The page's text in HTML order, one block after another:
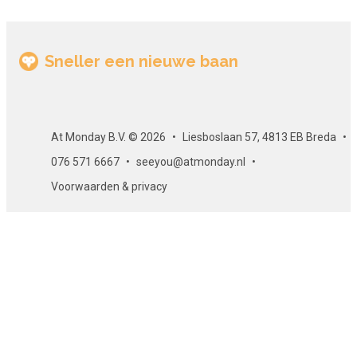
Deze cursus is opgebouwd uit diverse e-learning
Aantal modules
Sneller een nieuwe baan
At Monday B.V. © 2026
Liesboslaan 57, 4813 EB Breda
076 571 6667
seeyou@atmonday.nl
Voorwaarden & privacy